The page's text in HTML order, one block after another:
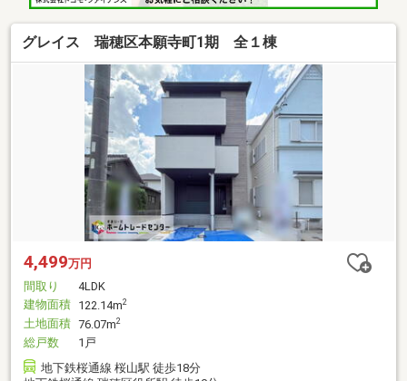
グレイス 瑞穂区本願寺町1期 全１棟
4,499万円
間取り
4LDK
建物面積 122.14m2
土地面積 76.07m2
総戸数
1戸
地下鉄桜通線 桜山駅 徒歩18分